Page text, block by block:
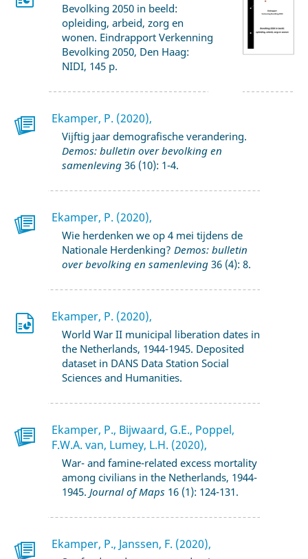
Bevolking 2050 in beeld:
opleiding, arbeid, zorg en
wonen. Eindrapport Verkenning
Bevolking 2050, Den Haag:
NIDI, 145 p.
Ekamper, P. (2020),
Vijftig jaar demografische verandering.
Demos: bulletin over bevolking en
samenleving 36 (10): 1-4.
Ekamper, P. (2020),
Wie herdenken we op 4 mei tijdens de
Nationale Herdenking? Demos: bulletin
over bevolking en samenleving 36 (4): 8.
Ekamper, P. (2020),
World War II municipal liberation dates in
the Netherlands, 1944-1945. Deposited
dataset in DANS Data Station Social
Sciences and Humanities.
Ekamper, P., Bijwaard, G.E., Poppel,
F.W.A. van, Lumey, L.H. (2020),
War- and famine-related excess mortality
among civilians in the Netherlands, 1944-
1945. Journal of Maps 16 (1): 124-131.
Ekamper, P., Janssen, F. (2020),